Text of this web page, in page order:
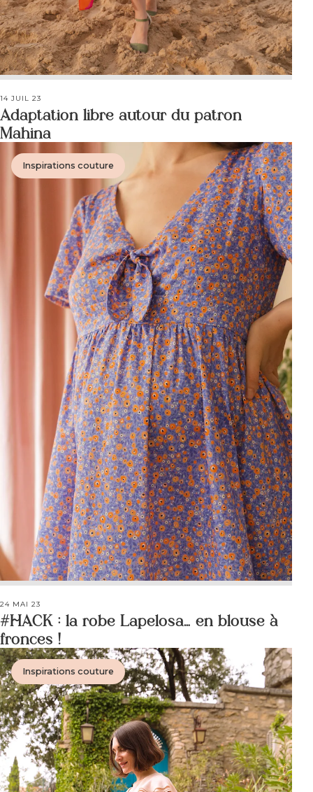
14 JUIL 23
Adaptation libre autour du patron
Mahina
Inspirations couture
24 MAI 23
#HACK : la robe Lapelosa… en blouse à
fronces !
Inspirations couture